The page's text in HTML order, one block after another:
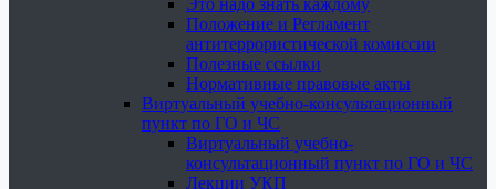
Это надо знать каждому
Положение и Регламент
антитеррористической комиссии
Полезные ссылки
Нормативные правовые акты
Виртуальный учебно-консультационный
пункт по ГО и ЧС
Виртуальный учебно-
консультационный пункт по ГО и ЧС
Лекции УКП